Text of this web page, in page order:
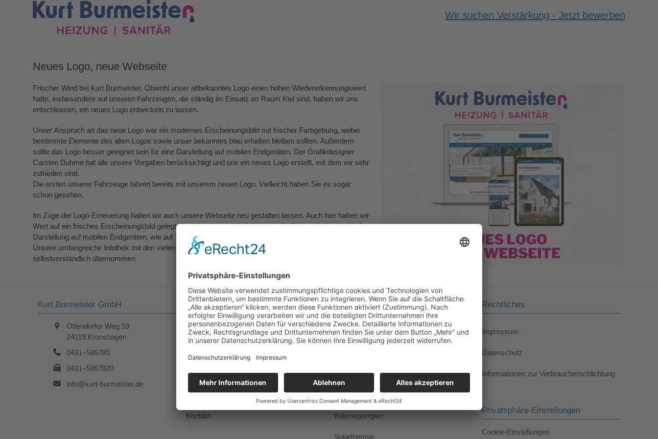
Wir suchen Verstärkung - Jetzt bewerben
Neues Logo, neue Webseite
Frischer Wind bei Kurt Burmeister. Obwohl unser altbekanntes Logo einen hohen Wiedererkennungswert
hatte, insbesondere auf unseren Fahrzeugen, die ständig im Einsatz im Raum Kiel sind, haben wir uns
entschlossen, ein neues Logo entwickeln zu lassen.
Unser Anspruch an das neue Logo war ein modernes Erscheinungsbild mit frischer Farbgebung, wobei
bestimmte Elemente des alten Logos sowie unser bekanntes blau erhalten bleiben sollten. Außerdem
sollte das Logo besser geeignet sein für eine Darstellung auf mobilen Endgeräten. Der Grafikdesigner
Carsten Duhme hat alle unsere Vorgaben berücksichtigt und uns ein neues Logo erstellt, mit dem wir sehr
zufrieden sind.
Die ersten unserer Fahrzeuge fahren bereits mit unserem neuen Logo. Vielleicht haben Sie es sogar
schon gesehen.
Im Zuge der Logo-Erneuerung haben wir auch unsere Webseite neu gestalten lassen. Auch hier haben wir
Wert auf ein frisches Erscheinungsbild gelegt. Auch war es uns wichtig, dass die Seite optimiert ist für die
Darstellung auf mobilen Endgeräten, wie auf Tablets und Smartphones.
Unsere umfangreiche Infothek mit den vielen informativen und inspirierenden Beiträgen haben wir
selbstverständlich übernommen.
Kurt Burmeister GmbH
Ottendorfer Weg 59
24119 Kronshagen
0431–586780
0431–5867820
info@kurt-burmeister.de
Über uns
Das Unternehmen
Stellenangebote
Referenzen
Kontakt
Leistungen
Leistungsübersicht
Badgestaltung
Heizung
Wärmepumpen
Solarthermie
Rechtliches
Impressum
Datenschutz
Informationen zur Verbraucherschlichtung
Privatsphäre-Einstellungen
Cookie-Einstellungen